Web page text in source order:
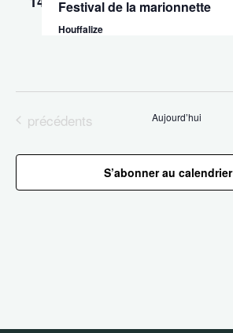
Festival de la marionnette
Houffalize
Évènements
précédents Aujourd’hui
S’abonner au calendrier